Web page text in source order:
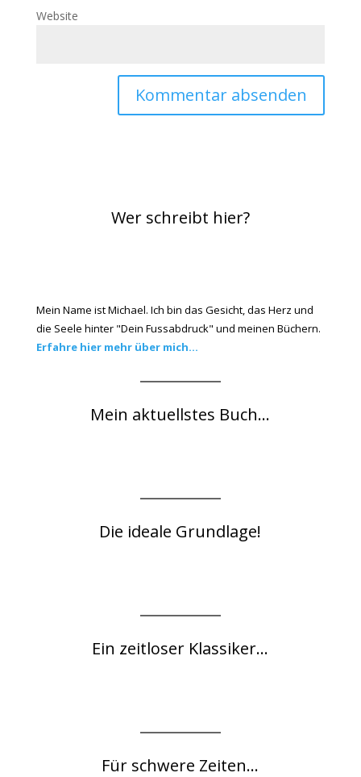
Website
Wer schreibt hier?
Mein Name ist Michael. Ich bin das Gesicht, das Herz und
die Seele hinter "Dein Fussabdruck" und meinen Büchern.
Erfahre hier mehr über mich...
Mein aktuellstes Buch...
Die ideale Grundlage!
Ein zeitloser Klassiker...
Für schwere Zeiten...